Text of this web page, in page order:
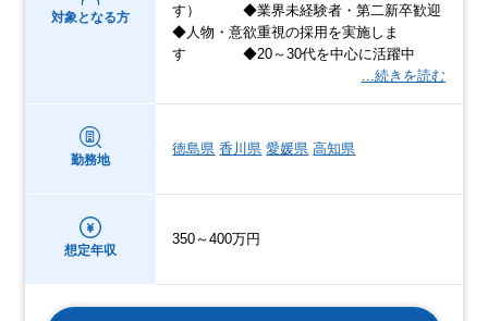
対象となる方
す） ◆業界未経験者・第二新卒歓迎
◆人物・意欲重視の採用を実施しま
す ◆20～30代を中心に活躍中
…続きを読む
勤務地
徳島県 香川県 愛媛県 高知県
想定年収
350～400万円